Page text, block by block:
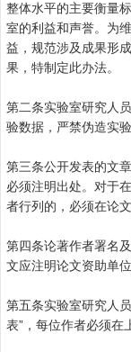
整体水平的主要衡量
室的利益和声誉。为
益，规范涉及成果形
果，特制定此办法。
第二条实验室研究人
验数据，严禁伪造实
第三条公开发表的文
必须注明出处。对于
者行列的，必须在论
第四条论著作者署名
文应注明论文资助单
第五条实验室研究人
表”，每位作者必须在